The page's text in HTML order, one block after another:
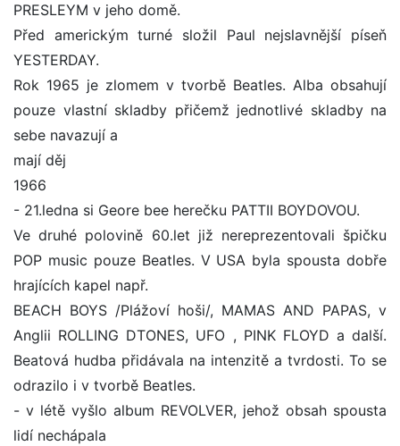
PRESLEYM v jeho domě.
Před americkým turné složil Paul nejslavnější píseň
YESTERDAY.
Rok 1965 je zlomem v tvorbě Beatles. Alba obsahují
pouze vlastní skladby přičemž jednotlivé skladby na
sebe navazují a
mají děj
1966
- 21.ledna si Geore bee herečku PATTII BOYDOVOU.
Ve druhé polovině 60.let již nereprezentovali špičku
POP music pouze Beatles. V USA byla spousta dobře
hrajících kapel např.
BEACH BOYS /Plážoví hoši/, MAMAS AND PAPAS, v
Anglii ROLLING DTONES, UFO , PINK FLOYD a další.
Beatová hudba přidávala na intenzitě a tvrdosti. To se
odrazilo i v tvorbě Beatles.
- v létě vyšlo album REVOLVER, jehož obsah spousta
lidí nechápala